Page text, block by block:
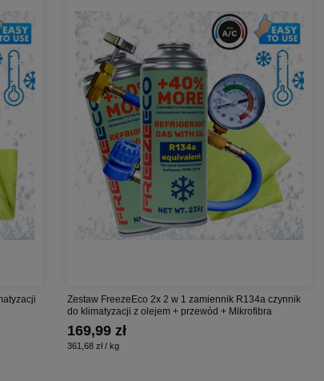
Zestaw FreezeEco 2x 2 w 1 zamiennik R134a czynnik
do klimatyzacji z olejem + przewód + Mikrofibra
169,99 zł
361,68 zł / kg